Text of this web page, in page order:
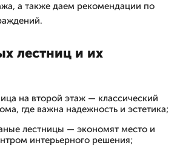
а также даем рекомендации по
лестниц и их
на второй этаж — классический
где важна надежность и эстетика;
лестницы — экономят место и
интерьерного решения;